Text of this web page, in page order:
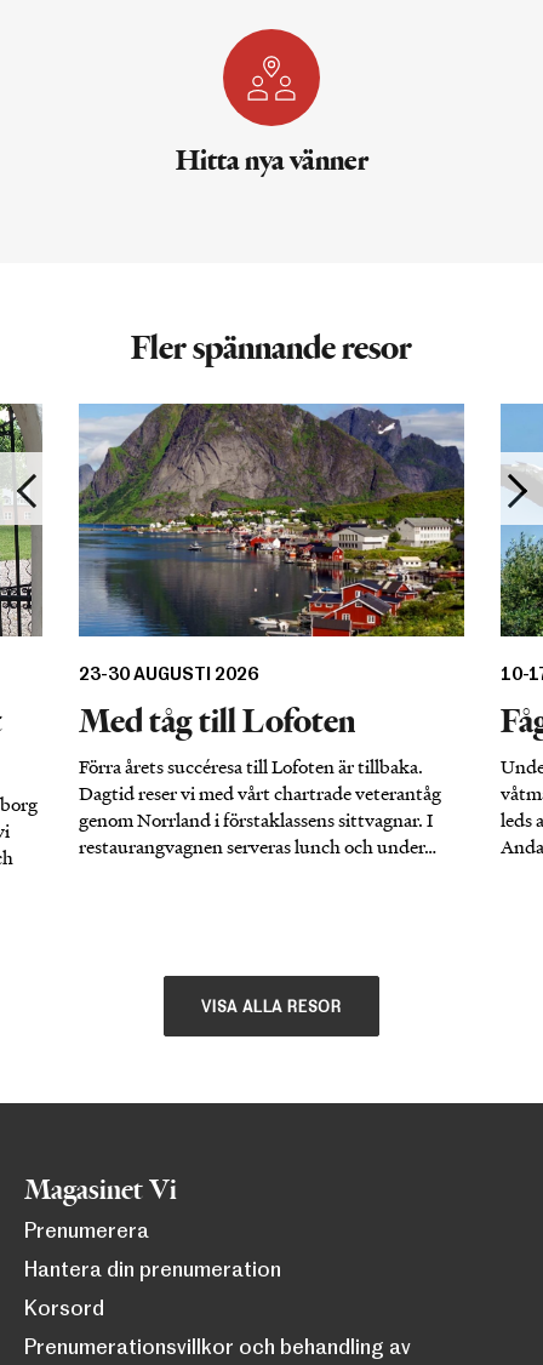
Hitta nya vänner
Fler spännande resor
23-30 AUGUSTI 2026
Med tåg till Lofoten
Förra årets succéresa till Lofoten är tillbaka.
Dagtid reser vi med vårt chartrade veterantåg
genom Norrland i förstaklassens sittvagnar. I
restaurangvagnen serveras lunch och under…
10-
leds
VISA ALLA RESOR
Magasinet Vi
Prenumerera
Hantera din prenumeration
Korsord
Prenumerationsvillkor och behandling av